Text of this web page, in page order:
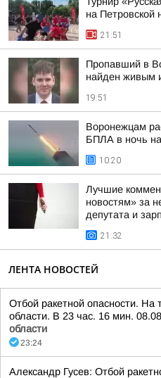
на Петровской
21:51
Пропавший в
найден живым
19:51
Воронежцам
БПЛА в ночь на
10:20
Лучшие
новостям» за
депутата и
21:32
ЛЕНТА НОВОСТЕЙ
Отбой ракетной опасности. На
области. В 23 час. 16 мин.
области
23:24
Александр Гусев: Отбой